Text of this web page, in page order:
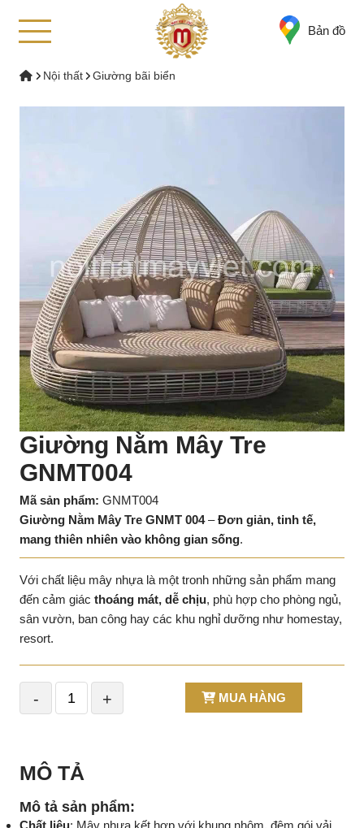
Bản đồ
Nội thất Giường bãi biển
Giường Nằm Mây Tre
GNMT004
Mã sản phẩm: GNMT004
Giường Nằm Mây Tre GNMT 004–Đơn giản, tinh tế,
mang thiên nhiên vào không gian sống.
Với chất liệu mây nhựa là một tronh những sản phẩm mang
đến cảm giác thoáng mát, dễ chịu, phù hợp cho phòng ngủ,
sân vườn, ban công hay các khu nghỉ dưỡng như homestay,
resort.
- + MUA HÀNG
MÔ TẢ
Mô tả sản phẩm:
Chất liệu: Mây nhựa kết hợp với khung nhôm, đệm gói vải